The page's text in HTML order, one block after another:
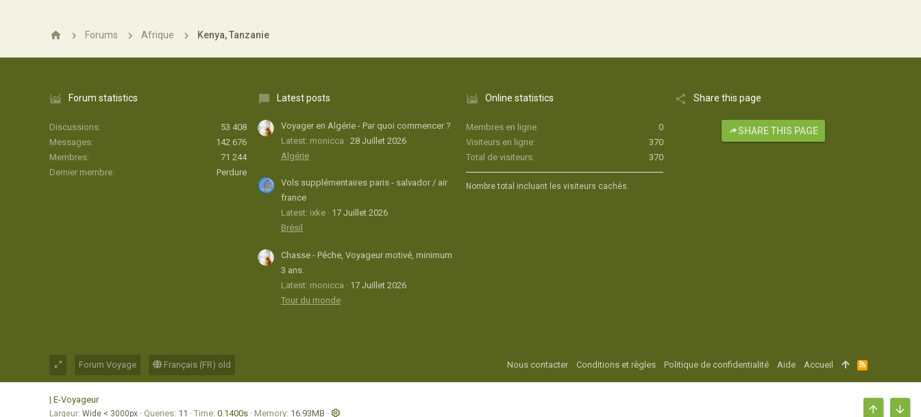
Forums Afrique Kenya, Tanzanie
Forum statistics
Discussions
53 408
Messages
142 676
Membres
71 244
Dernier membre
Perdure
Latest posts
Voyager en Algérie - Par quoi commencer ?
Latest: monicca
28 Juillet 2026
Algérie
Vols supplémentaires paris - salvador / air
france
Latest: ixke
17 Juillet 2026
Brésil
Chasse - Pêche, Voyageur motivé, minimum
3 ans.
Latest: monicca
17 Juillet 2026
Tour du monde
Online statistics
Membres en ligne
0
Visiteurs en ligne
370
Total de visiteurs
370
Nombre total incluant les visiteurs cachés.
Share this page
SHARE THIS PAGE
Forum Voyage Français (FR) old Nous contacter Conditions et règles Politique de confidentialité Aide Accueil
R
S
S
| E-Voyageur
Largeur Queries 11 Time 0.1400s Memory 16.93MB